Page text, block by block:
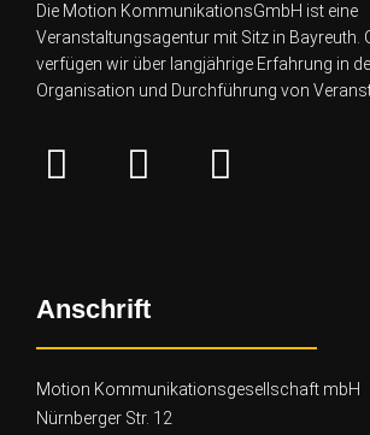
Die Motion KommunikationsGmbH ist eine
Veranstaltungsagentur mit Sitz in Bayreuth.
verfügen wir über langjährige Erfahrung in
Organisation und Durchführung von
Anschrift
Motion Kommunikationsgesellschaft mbH
Nürnberger Str. 12